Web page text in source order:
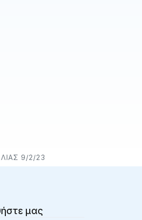
9/2/23
μας